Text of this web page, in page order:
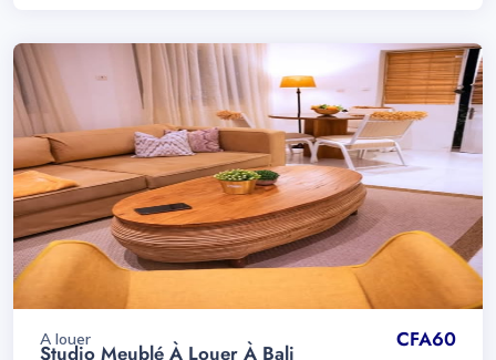
A louer CFA60
Studio Meublé À Louer À Bali